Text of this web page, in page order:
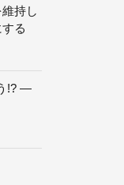
持し
る
!? —